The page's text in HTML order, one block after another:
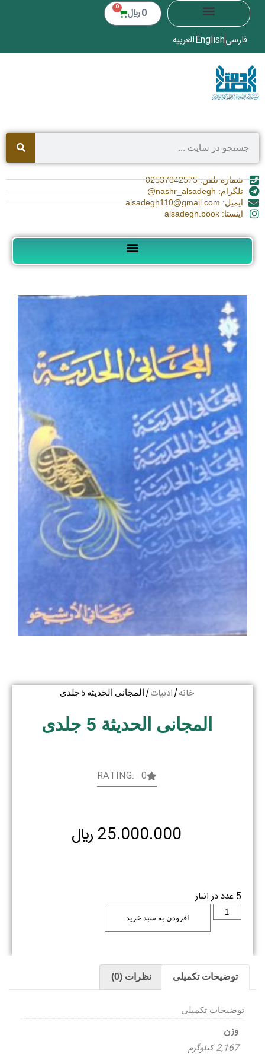
0 ﷼ 0
فارسیEnglishالعربیه
شماره تلفن: 02537842575
تلگرام: nashr_alsadegh@
ایمیل: alsadegh110@gmail.com
اینستا: alsadegh.book
خانه/ ادبیات/ المجانی الحدیثة 5 جلدی
المجانی الحدیثة 5 جلدی
RATING: 0
25.000.000 ﷼
5 عدد در انبار
افزودن به سبد خرید
توضیحات تکمیلی نظرات (0)
توضیحات تکمیلی
وزن
2,167 کیلوگرم